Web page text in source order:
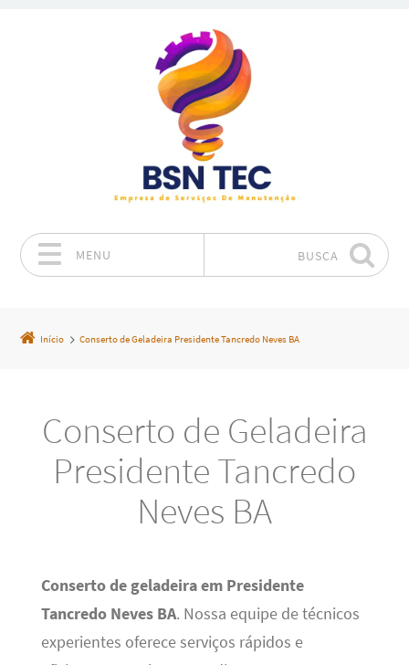
MENU BUSCA
Início Conserto de Geladeira Presidente Tancredo Neves BA
Conserto de Geladeira
Presidente Tancredo
Neves BA
Conserto de geladeira em Presidente
Tancredo Neves BA. Nossa equipe de técnicos
experientes oferece serviços rápidos e